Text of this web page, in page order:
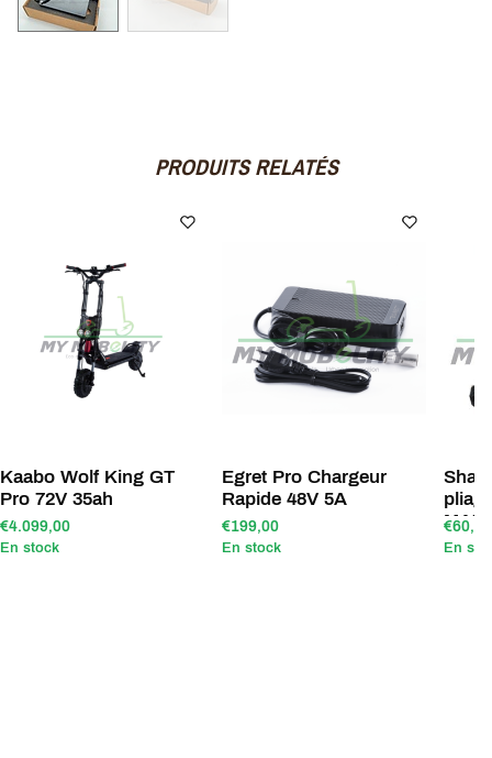
PRODUITS RELATÉS
Kaabo Wolf King GT
Pro 72V 35ah
€4.099,00
En stock
Egret Pro Chargeur
Rapide 48V 5A
€199,00
En stock
MAX
€60,00
En